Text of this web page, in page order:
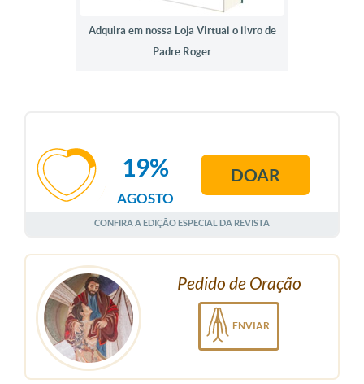
Adquira em nossa Loja Virtual o livro de
Padre Roger
AGOSTO
19% DOAR
CONFIRA A EDIÇÃO ESPECIAL DA REVISTA
Pedido de Oração
ENVIAR